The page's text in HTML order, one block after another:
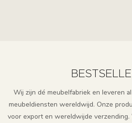
Wij zijn dé meubelfabriek en leveren
meubeldiensten wereldwijd. Onze
voor export en wereldwijde